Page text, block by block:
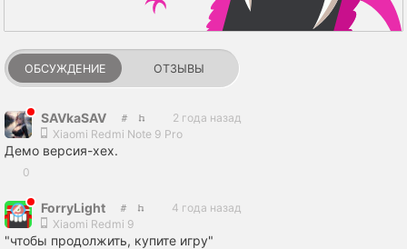
ОБСУЖДЕНИЕ ОТЗЫВЫ
SAVkaSAV
2 года назад
Xiaomi Redmi Note 9 Pro
Демо версия-хех.
0
ForryLight
4 года назад
Xiaomi Redmi 9
"чтобы продолжить, купите игру"